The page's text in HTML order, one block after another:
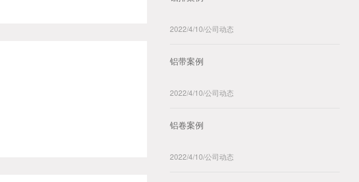
2022/4/10/公司动态
铝带案例
2022/4/10/公司动态
铝卷案例
2022/4/10/公司动态